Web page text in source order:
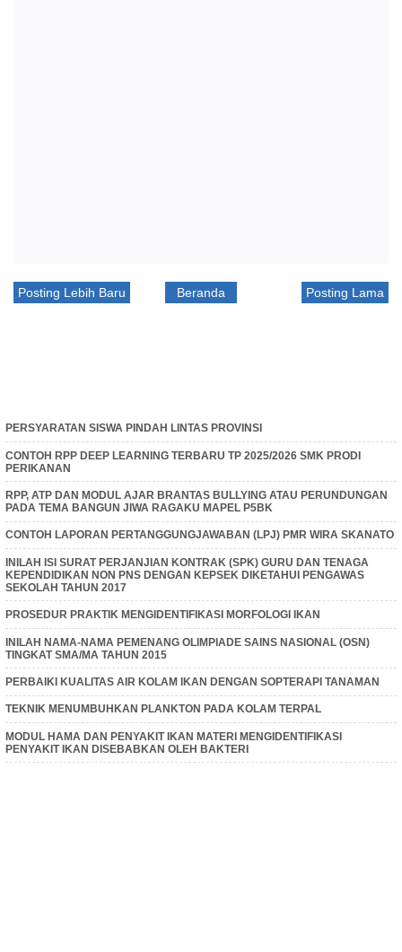
Posting Lebih Baru Posting Lama
Beranda
PERSYARATAN SISWA PINDAH LINTAS PROVINSI
CONTOH RPP DEEP LEARNING TERBARU TP 2025/2026 SMK PRODI
PERIKANAN
RPP, ATP DAN MODUL AJAR BRANTAS BULLYING ATAU PERUNDUNGAN
PADA TEMA BANGUN JIWA RAGAKU MAPEL P5BK
CONTOH LAPORAN PERTANGGUNGJAWABAN (LPJ) PMR WIRA SKANATO
INILAH ISI SURAT PERJANJIAN KONTRAK (SPK) GURU DAN TENAGA
KEPENDIDIKAN NON PNS DENGAN KEPSEK DIKETAHUI PENGAWAS
SEKOLAH TAHUN 2017
PROSEDUR PRAKTIK MENGIDENTIFIKASI MORFOLOGI IKAN
INILAH NAMA-NAMA PEMENANG OLIMPIADE SAINS NASIONAL (OSN)
TINGKAT SMA/MA TAHUN 2015
PERBAIKI KUALITAS AIR KOLAM IKAN DENGAN SOPTERAPI TANAMAN
TEKNIK MENUMBUHKAN PLANKTON PADA KOLAM TERPAL
MODUL HAMA DAN PENYAKIT IKAN MATERI MENGIDENTIFIKASI
PENYAKIT IKAN DISEBABKAN OLEH BAKTERI